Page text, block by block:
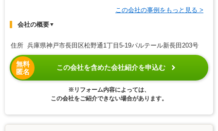
この会社の事例をもっと見る >
会社の概要▼
住所 兵庫県神戸市長田区松野通1丁目5-19パルテール新長田203号
無料
匿名
この会社を含めた会社紹介を申込む
※リフォーム内容によっては、
この会社をご紹介できない場合があります。